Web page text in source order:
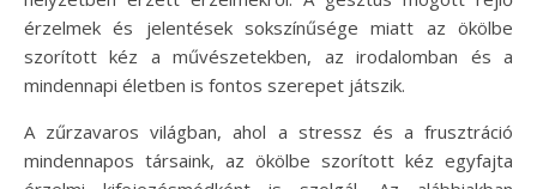
érzelmek és jelentések sokszínűsége miatt az ökölbe
szorított kéz a művészetekben, az irodalomban és a
mindennapi életben is fontos szerepet játszik.
A zűrzavaros világban, ahol a stressz és a frusztráció
mindennapos társaink, az ökölbe szorított kéz egyfajta